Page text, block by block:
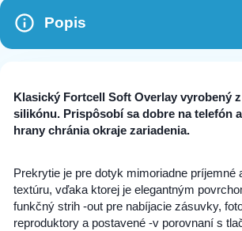
Popis
Klasický Fortcell Soft Overlay vyrobený
silikónu. Prispôsobí sa dobre na telefón
hrany chránia okraje zariadenia.
Prekrytie je pre dotyk mimoriadne príjemné
textúru, vďaka ktorej je elegantným
funkčný strih -out pre nabíjacie zásuvky,
reproduktory a postavené -v porovnaní s